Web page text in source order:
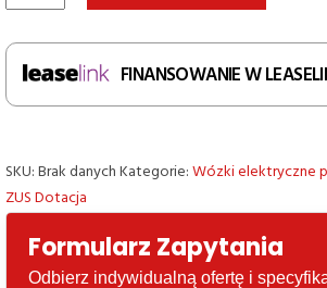
PODNOŚNIKOWY
HELI
CDD15J
FINANSOWANIE W
SKU:Brak danychKategorie:Wózki elektryczne
ZUS Dotacja
Formularz Zapytania
Odbierz indywidualną ofertę i